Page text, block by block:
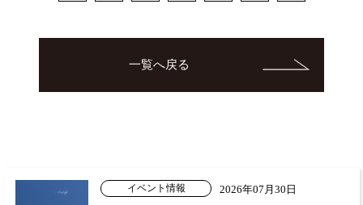
一覧へ戻る
イベント情報
2026年07月30日